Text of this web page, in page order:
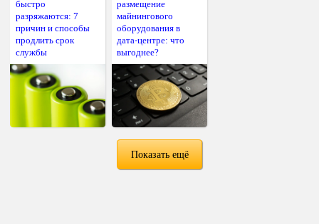
быстро
разряжаются: 7
причин и способы
продлить срок
службы
размещение
майнингового
оборудования в
дата-центре: что
выгоднее?
Показать ещё